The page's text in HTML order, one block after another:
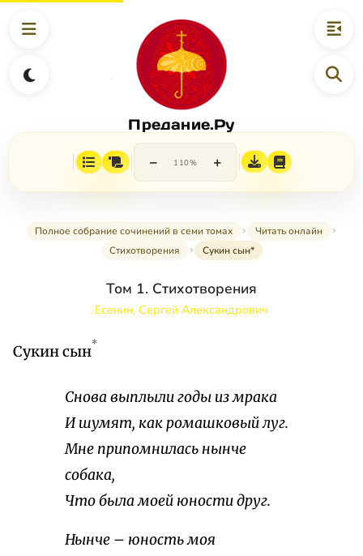
Предание.Ру
− 110% +
Полное собрание сочинений в семи томах
Читать онлайн
Стихотворения
Сукин сын*
Том 1. Стихотворения
Есенин, Сергей Александрович
Сукин сын*
Снова выплыли годы из мрака
И шумят, как ромашковый луг.
Мне припомнилась нынче
собака,
Что была моей юности друг.
Нынче – юность моя